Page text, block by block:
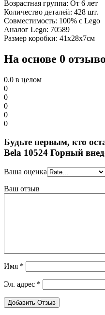
Возрастная группа: От 6 лет
Количество деталей: 428 шт.
Совместимость: 100% с Lego
Аналог Lego: 70589
Размер коробки: 41х28х7см
На основе 0
0.0 в целом
0
0
0
0
0
Будьте первым, кто
Bela 10524 Горный
Ваша оценка
Ваш отзыв
Имя *
Эл. адрес *